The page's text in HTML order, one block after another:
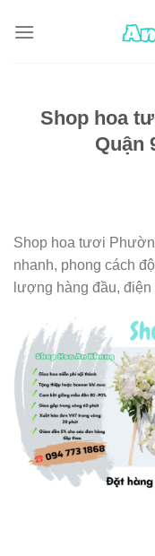
Shop hoa
Quận
Shop hoa tươi
nhanh, phong cách
lượng hàng đầu,